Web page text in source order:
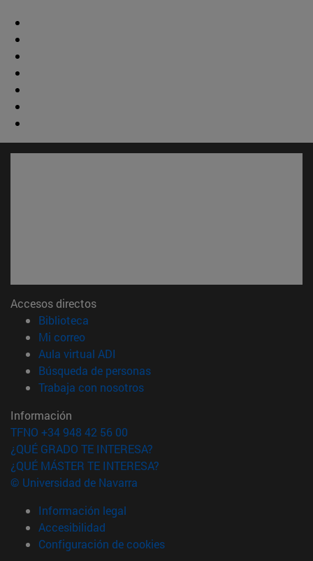
Accesos directos
Biblioteca
Mi correo(abre en nueva ventana)
Aula virtual ADI
Búsqueda de personas(abre en nueva ventana)
Trabaja con nosotros(abre en nueva ventana)
Información
TFNO +34 948 42 56 00
¿QUÉ GRADO TE INTERESA?
¿QUÉ MÁSTER TE INTERESA?
© Universidad de Navarra
Información legal
Accesibilidad
Configuración de cookies